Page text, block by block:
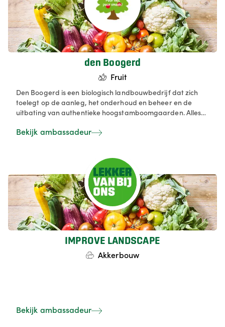
den Boogerd
Fruit
Den Boogerd is een biologisch landbouwbedrijf dat zich
toelegt op de aanleg, het onderhoud en beheer en de
uitbating van authentieke hoogstamboomgaarden. Alles
geoogst wordt, wordt op de markt gebracht als vers fruit
Bekijk ambassadeur
IMPROVE LANDSCAPE
Akkerbouw
Bekijk ambassadeur